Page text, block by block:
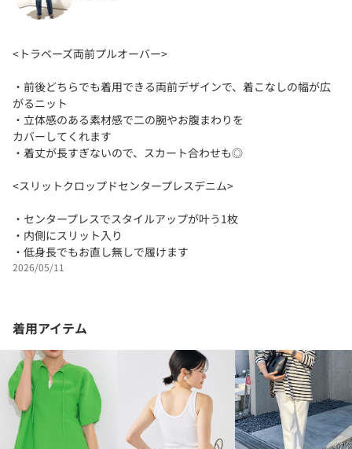
<トラベーズ両前プルオーバー>
・前後どちらでも着用できる両前デザインで、着こなしの幅が広
がるニット
・立体感のある素材感で二の腕やお腹まわりを
カバーしてくれます
・着丈が長すぎないので、スカート合わせも◎
<スリットクロップドセンタープレスデニム>
・センタープレスでスタイルアップが叶う1枚
・内側にスリット入り
・低身長でもお直し無しで履けます
2026/05/11
着用アイテム